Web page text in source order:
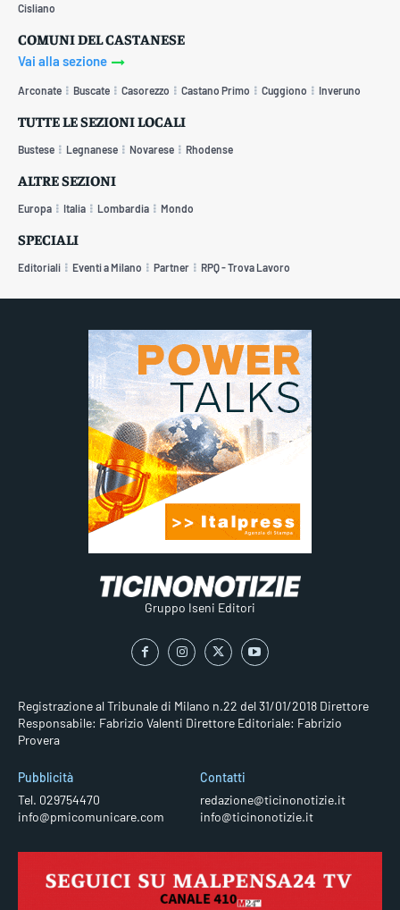
Cisliano
COMUNI DEL CASTANESE
Vai alla sezione
Arconate Buscate Casorezzo Castano Primo Cuggiono Inveruno
TUTTE LE SEZIONI LOCALI
Bustese Legnanese Novarese Rhodense
ALTRE SEZIONI
Europa Italia Lombardia Mondo
SPECIALI
Editoriali Eventi a Milano Partner RPQ - Trova Lavoro
Gruppo Iseni Editori
Registrazione al Tribunale di Milano n.22 del 31/01/2018 Direttore
Responsabile: Fabrizio Valenti Direttore Editoriale: Fabrizio
Provera
Pubblicità
Tel. 029754470
info@pmicomunicare.com
Contatti
redazione@ticinonotizie.it
info@ticinonotizie.it